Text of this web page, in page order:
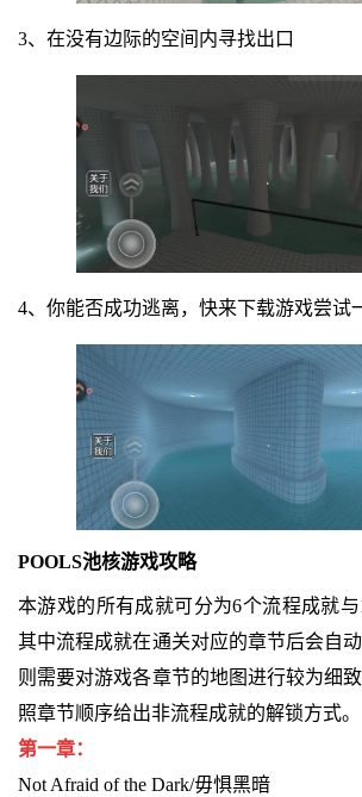
3、在没有边际的空间内寻找出口
4、你能否成功逃离，快来下载游戏尝试
POOLS池核游戏攻略
本游戏的所有成就可分为6个流程成就与
其中流程成就在通关对应的章节后会自
则需要对游戏各章节的地图进行较为细
照章节顺序给出非流程成就的解锁方式。
第一章：
Not Afraid of the Dark/毋惧黑暗